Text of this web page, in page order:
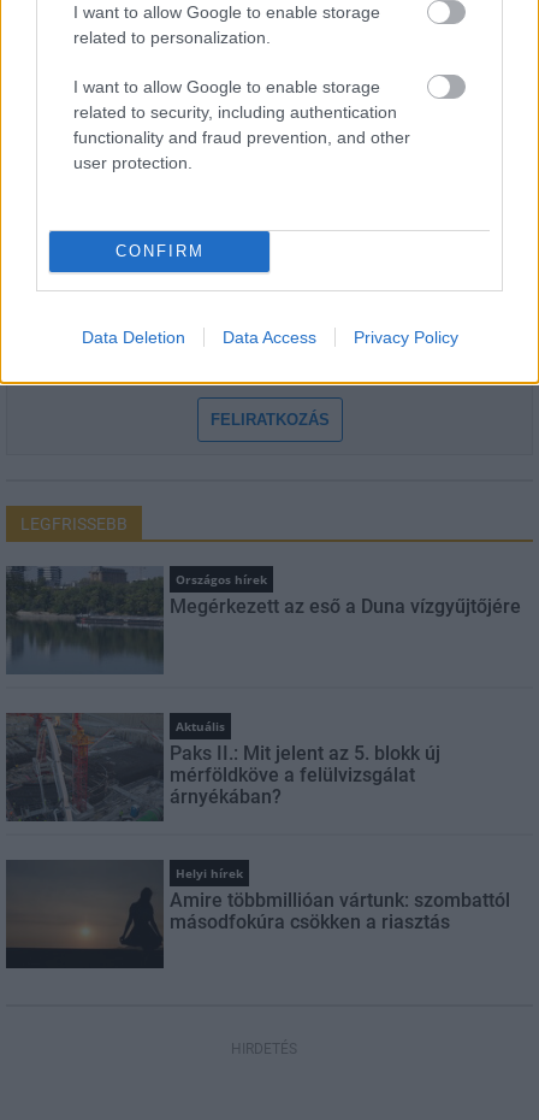
I want to allow Google to enable storage
related to personalization.
I want to allow Google to enable storage
related to security, including authentication
functionality and fraud prevention, and other
user protection.
CONFIRM
Data Deletion Data Access Privacy Policy
HÍRLEVÉL
E-mail cím
Feliratkozom a hírlevélre és elfogadom azadatvédelmi
FELIRATKOZÁS
LEGFRISSEBB
Országos hírek
Megérkezett az eső a Duna vízgyűjtőjére
Aktuális
Paks II.: Mit jelent az 5. blokk új
mérföldköve a felülvizsgálat
árnyékában?
Helyi hírek
Amire többmillióan vártunk: szombattól
másodfokúra csökken a riasztás
HIRDETÉS